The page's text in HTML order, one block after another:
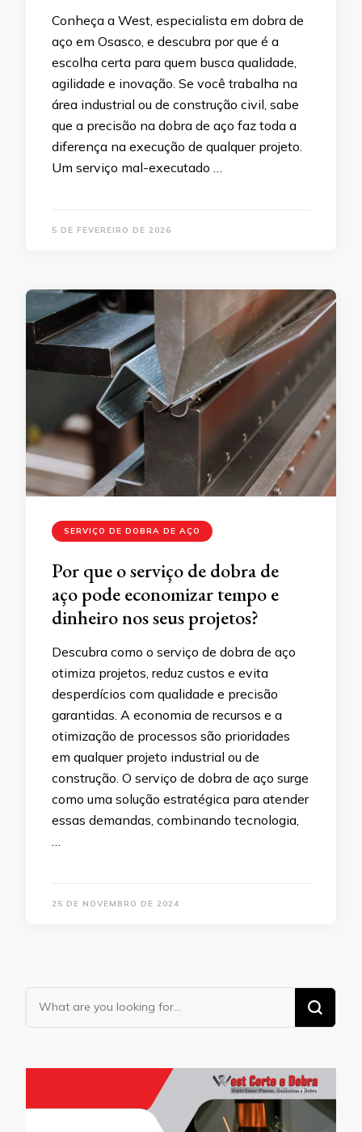
Conheça a West, especialista em dobra de
aço em Osasco, e descubra por que é a
escolha certa para quem busca qualidade,
agilidade e inovação. Se você trabalha na
área industrial ou de construção civil, sabe
que a precisão na dobra de aço faz toda a
diferença na execução de qualquer projeto.
Um serviço mal-executado …
5 DE FEVEREIRO DE 2026
SERVIÇO DE DOBRA DE AÇO
Por que o serviço de dobra de
aço pode economizar tempo e
dinheiro nos seus projetos?
Descubra como o serviço de dobra de aço
otimiza projetos, reduz custos e evita
desperdícios com qualidade e precisão
garantidas. A economia de recursos e a
otimização de processos são prioridades
em qualquer projeto industrial ou de
construção. O serviço de dobra de aço surge
como uma solução estratégica para atender
essas demandas, combinando tecnologia,
…
25 DE NOVEMBRO DE 2024
Looking
for